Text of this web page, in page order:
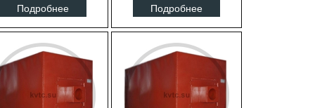
Подробнее Подробнее